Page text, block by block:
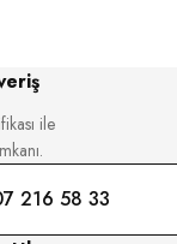
ile
216 58 33